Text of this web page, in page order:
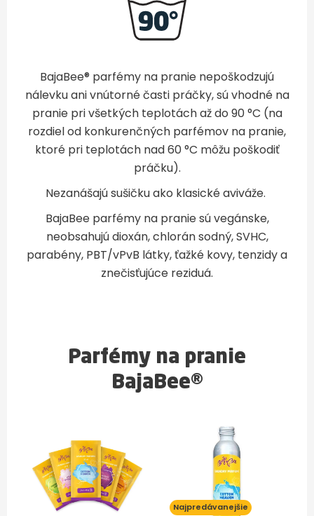
BajaBee® parfémy na pranie nepoškodzujú
nálevku ani vnútorné časti práčky, sú vhodné na
pranie pri všetkých teplotách až do 90 °C (na
rozdiel od konkurenčných parfémov na pranie,
ktoré pri teplotách nad 60 °C môžu poškodiť
práčku).
Nezanášajú sušičku ako klasické aviváže.
BajaBee parfémy na pranie sú vegánske,
neobsahujú dioxán, chlorán sodný, SVHC,
parabény, PBT/vPvB látky, ťažké kovy, tenzidy a
znečisťujúce reziduá.
Parfémy na pranie
BajaBee®
Najpredávanejšie